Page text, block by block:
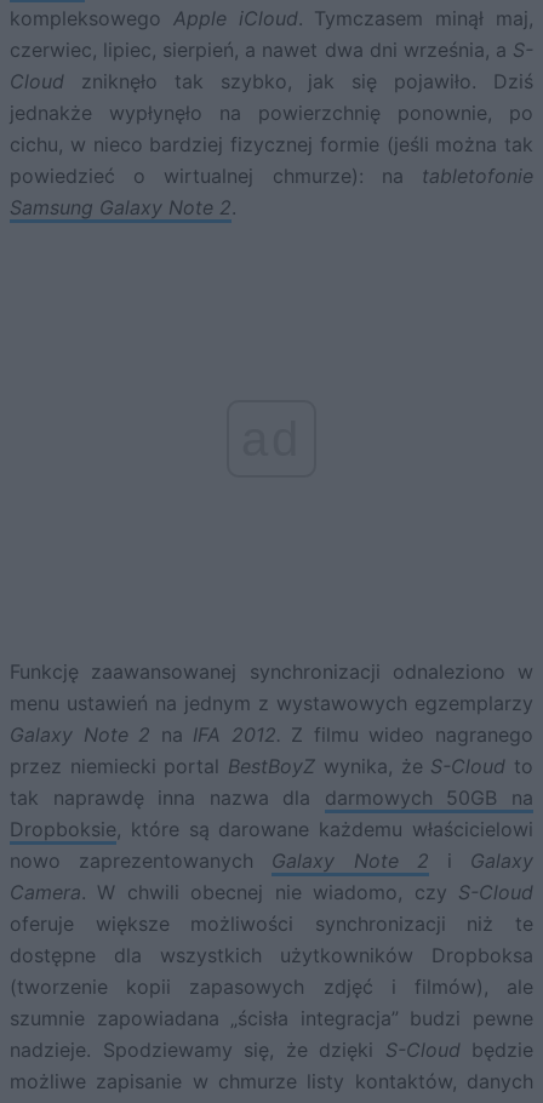
kompleksowego Apple iCloud. Tymczasem minął maj,
czerwiec, lipiec, sierpień, a nawet dwa dni września, a S-
Cloud zniknęło tak szybko, jak się pojawiło. Dziś
jednakże wypłynęło na powierzchnię ponownie, po
cichu, w nieco bardziej fizycznej formie (jeśli można tak
powiedzieć o wirtualnej chmurze): na tabletofonie
Samsung Galaxy Note 2.
Funkcję zaawansowanej synchronizacji odnaleziono w
menu ustawień na jednym z wystawowych egzemplarzy
Galaxy Note 2 na IFA 2012. Z filmu wideo nagranego
przez niemiecki portal BestBoyZ wynika, że S-Cloud to
tak naprawdę inna nazwa dla darmowych 50GB na
Dropboksie, które są darowane każdemu właścicielowi
nowo zaprezentowanych Galaxy Note 2 i Galaxy
Camera. W chwili obecnej nie wiadomo, czy S-Cloud
oferuje większe możliwości synchronizacji niż te
dostępne dla wszystkich użytkowników Dropboksa
(tworzenie kopii zapasowych zdjęć i filmów), ale
szumnie zapowiadana „ścisła integracja” budzi pewne
nadzieje. Spodziewamy się, że dzięki S-Cloud będzie
możliwe zapisanie w chmurze listy kontaktów, danych